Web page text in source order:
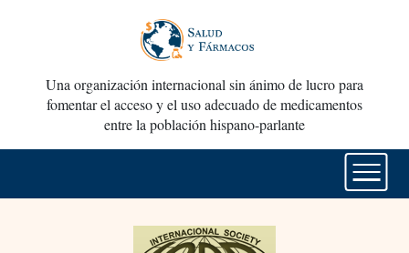
Una organización internacional sin ánimo de lucro para
fomentar el acceso y el uso adecuado de medicamentos
entre la población hispano-parlante